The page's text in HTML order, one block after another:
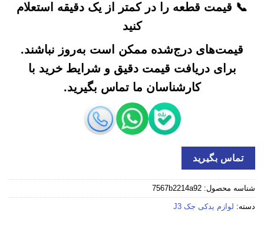
📞 قیمت قطعه را در کمتر از یک دقیقه استعلام
کنید
قیمت‌های درج‌شده ممکن است به‌روز نباشند.
برای دریافت قیمت دقیق و شرایط خرید با
کارشناسان ما تماس بگیرید.
تماس بگیرید
شناسه محصول: 7567b2214a92
دسته: لوازم یدکی جک J3